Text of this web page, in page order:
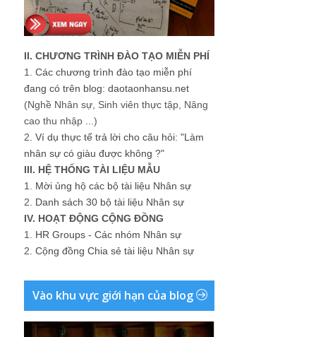
II. CHƯƠNG TRÌNH ĐÀO TẠO MIỄN PHÍ
1. Các chương trình đào tạo miễn phí
đang có trên blog: daotaonhansu.net
(Nghề Nhân sự, Sinh viên thực tập, Nâng
cao thu nhập ...)
2. Ví dụ thực tế trả lời cho câu hỏi: "Làm
nhân sự có giàu được không ?"
III. HỆ THỐNG TÀI LIỆU MẪU
1. Mời ủng hộ các bộ tài liệu Nhân sự
2. Danh sách 30 bộ tài liệu Nhân sự
IV. HOẠT ĐỘNG CỘNG ĐỒNG
1. HR Groups - Các nhóm Nhân sự
2. Cộng đồng Chia sẻ tài liệu Nhân sự
Vào khu vực giới hạn của blog